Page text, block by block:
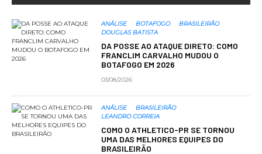
ANÁLISE BOTAFOGO
BRASILEIRÃO
DOUGLAS BATISTA
DA POSSE AO ATAQUE DIRETO: COMO
FRANCLIM CARVALHO MUDOU O
BOTAFOGO EM 2026
03/08/2026
ANÁLISE
BRASILEIRÃO
LEANDRO CORREIA
COMO O ATHLETICO-PR SE TORNOU
UMA DAS MELHORES EQUIPES DO
BRASILEIRÃO